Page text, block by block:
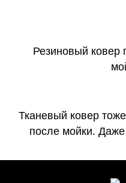
Резиновый ковер
Тканевый ковер
после мойки.